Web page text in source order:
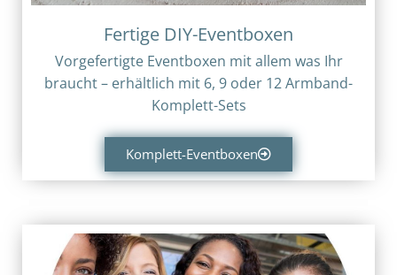
Fertige DIY-Eventboxen
Vorgefertigte Eventboxen mit allem was Ihr
braucht – erhältlich mit 6, 9 oder 12 Armband-
Komplett-Sets
Komplett-Eventboxen